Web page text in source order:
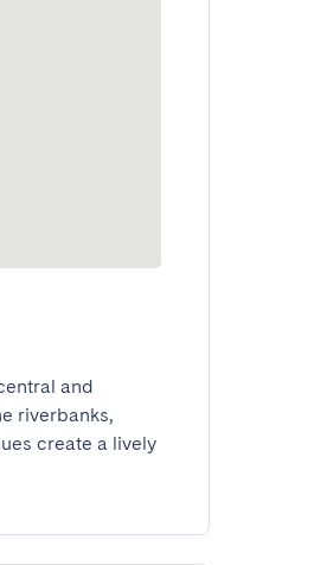
and
riverbanks,
create a lively